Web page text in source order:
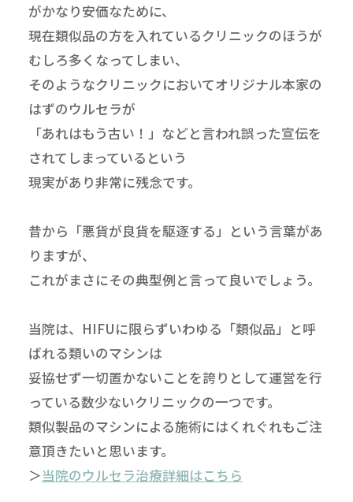
がかなり安価なために、
現在類似品の方を入れているクリニックのほうが
むしろ多くなってしまい、
そのようなクリニックにおいてオリジナル本家の
はずのウルセラが
「あれはもう古い！」などと言われ誤った宣伝を
されてしまっているという
現実があり非常に残念です。
昔から「悪貨が良貨を駆逐する」という言葉があ
りますが、
これがまさにその典型例と言って良いでしょう。
当院は、HIFUに限らずいわゆる「類似品」と呼
ばれる類いのマシンは
妥協せず一切置かないことを誇りとして運営を行
っている数少ないクリニックの一つです。
類似製品のマシンによる施術にはくれぐれもご注
意頂きたいと思います。
＞当院のウルセラ治療詳細はこちら